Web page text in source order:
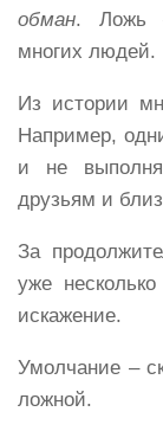
обман. Ложь
многих людей.
Из истории
Например,
и не
друзьям и
За
уже
искажение.
Умолчание –
ложной.